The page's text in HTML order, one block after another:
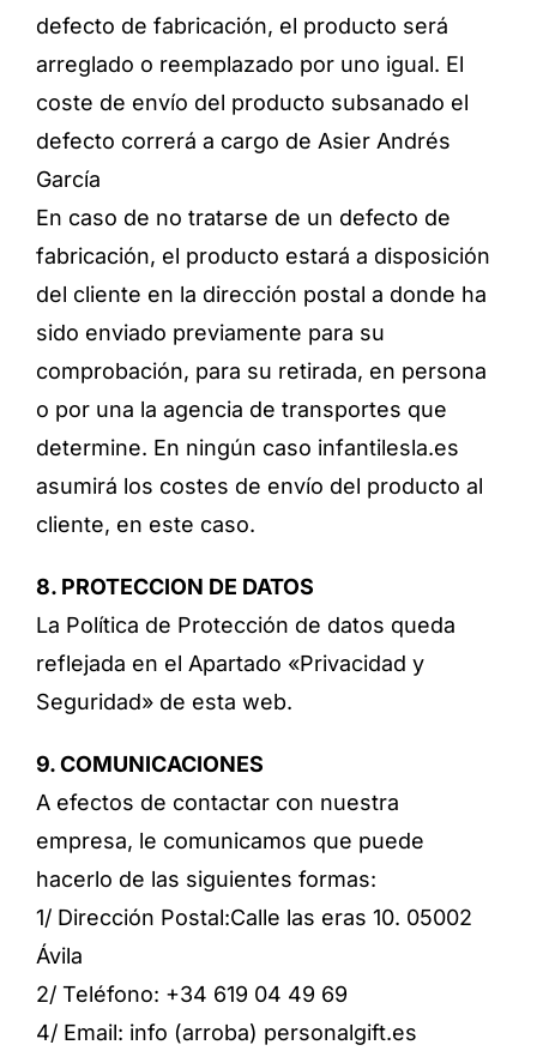
defecto de fabricación, el producto será
arreglado o reemplazado por uno igual. El
coste de envío del producto subsanado el
defecto correrá a cargo de Asier Andrés
García
En caso de no tratarse de un defecto de
fabricación, el producto estará a disposición
del cliente en la dirección postal a donde ha
sido enviado previamente para su
comprobación, para su retirada, en persona
o por una la agencia de transportes que
determine. En ningún caso infantilesla.es
asumirá los costes de envío del producto al
cliente, en este caso.
8. PROTECCION DE DATOS
La Política de Protección de datos queda
reflejada en el Apartado «Privacidad y
Seguridad» de esta web.
9. COMUNICACIONES
A efectos de contactar con nuestra
empresa, le comunicamos que puede
hacerlo de las siguientes formas:
1/ Dirección Postal:Calle las eras 10. 05002
Ávila
2/ Teléfono: +34 619 04 49 69
4/ Email: info (arroba) personalgift.es